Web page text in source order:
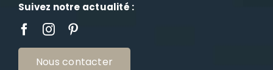
Suivez notre actualité :
Nous contacter